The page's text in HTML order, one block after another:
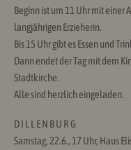
Beginn ist um 11 Uhr mit einer
langjährigen Erzieherin.
Bis 15 Uhr gibt es Essen und
Dann endet der Tag mit dem
Stadtkirche.
Alle sind herzlich eingeladen.
D I L L E N B U R G
Samstag, 22.6., 17 Uhr, Haus